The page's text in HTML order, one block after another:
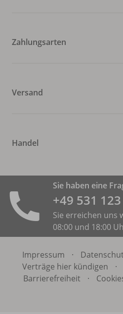
Zahlungsarten
Versand
Handel
Sie haben eine
+49 531
Sie erreichen uns
08:00 und 18:00
Impressum ·
Verträge hier kündigen
·
Barrierefreiheit
·